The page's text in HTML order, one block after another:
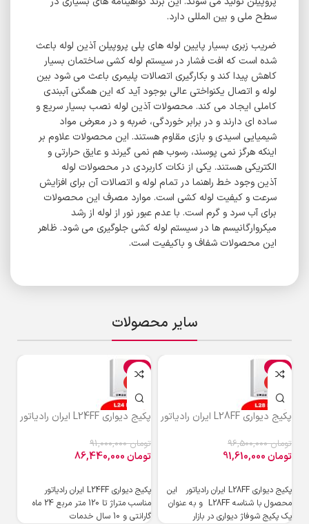
سطح ملی و بین المللی دارد.
ضریب زبری بسیار پایین لوله های پلی پروپیلن آذین لوله باعث
شده است که افت فشار در سیستم لوله کشی ساختمان بسیار
کاهش پیدا کند و بکارگیری اتصالات پلیمری باعث می شود بین
لوله و اتصال یکنواختی عالی بوجود آید که این همگنی آببندی
کاملی ایجاد می کند. محصولات آذین لوله نصب بسیار سریع و
ساده ای دارند و در برابر خوردگی، ضربه و در معرض مواد
شیمیایی اسیدی و بازی مقاوم هستند. این محصولات علاوم بر
اینکه هرگز نمی پوسند، رسوب هم نمی گیرند و عایق حرارتی و
الکتریکی هستند. یکی از نکات کاربردی در محصولات لوله
آذین وجود خط راهنما در تمام لوله و اتصالات آن برای افزایش
سرعت و کیفیت لوله کشی است. موارد مصرف این محصولات
برای آب سرد و گرم است. با عدم عبور نور از لوله از رشد
میکروارگانیسم ها در سیستم لوله کشی جلوگیری می شود. ظاهر
این محصولات شفاف و باکیفیت است.
سایر محصولات
-5%
پکیج دیواری L28FF ایران رادیاتور
تومان96,500,000
تومان
پکیج دیواری L28FF ایران رادیاتور این
محصول با شناسه L28FF و به ‌عنوان
یک پکیج شوفاژ دیواری در بازار
-5%
پکیج دیواری L24FF ایران رادیاتور
تومان91,000,000
تومان
پکیج دیواری L24FF ایران رادیاتور
مناسب متراژ تا 120 متر مربع 24 ماه
گارانتی و 10 سال خدمات